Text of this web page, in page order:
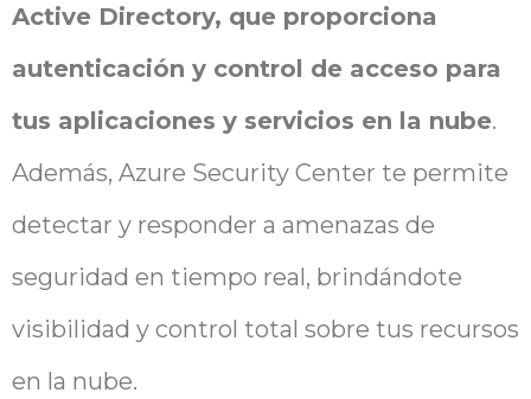
Active Directory, que proporciona
autenticación y control de acceso para
tus aplicaciones y servicios en la nube.
Además, Azure Security Center te permite
detectar y responder a amenazas de
seguridad en tiempo real, brindándote
visibilidad y control total sobre tus recursos
en la nube.